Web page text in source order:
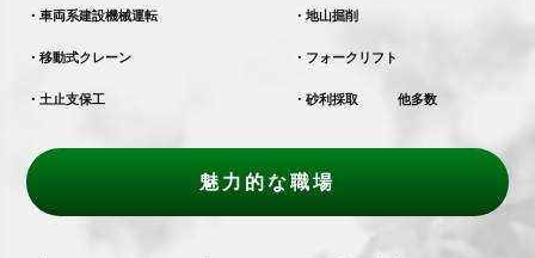
・車両系建設機械運転 ・地山掘削
・移動式クレーン ・フォークリフト
・土止支保工 ・砂利採取 他多数
魅力的な職場